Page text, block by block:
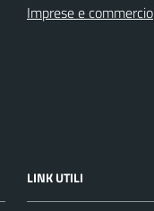
Imprese e commercio
LINK UTILI